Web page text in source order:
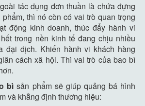
tác dụng đơn thuần là chứa đựng
thì nó còn có vai trò quan trọng
động kinh doanh, thúc đẩy hành vi
trong nền kinh tế đang chịu nhiều
đại dịch. Khiến hành vi khách hàng
cách xã hội. Thì vai trò của bao bì
bì sản phẩm sẽ giúp quảng bá hình
và khẳng định thương hiệu: